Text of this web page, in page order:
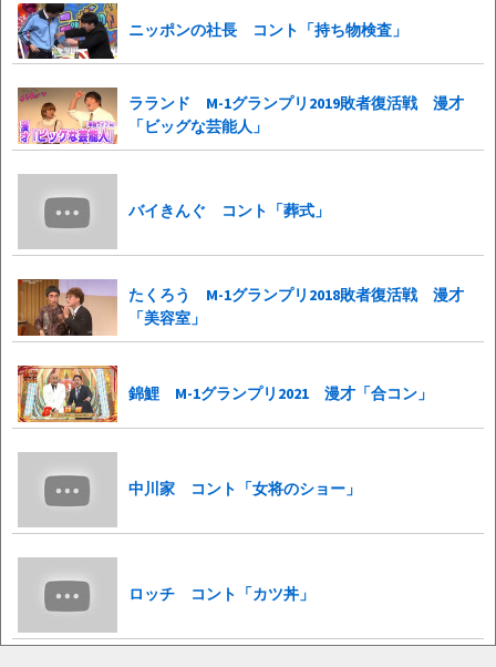
ニッポンの社長 コント「持ち物検査」
ラランド M-1グランプリ2019敗者復活戦 漫才
「ビッグな芸能人」
バイきんぐ コント「葬式」
たくろう M-1グランプリ2018敗者復活戦 漫才
「美容室」
錦鯉 M-1グランプリ2021 漫才「合コン」
中川家 コント「女将のショー」
ロッチ コント「カツ丼」